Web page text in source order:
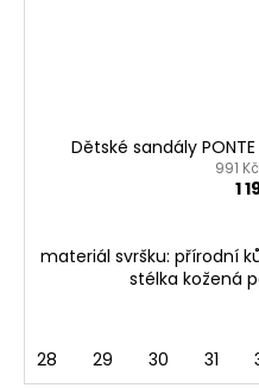
Dětské sandály
991
1
materiál svršku: přírodní
stélka kožená
28 29 30 31